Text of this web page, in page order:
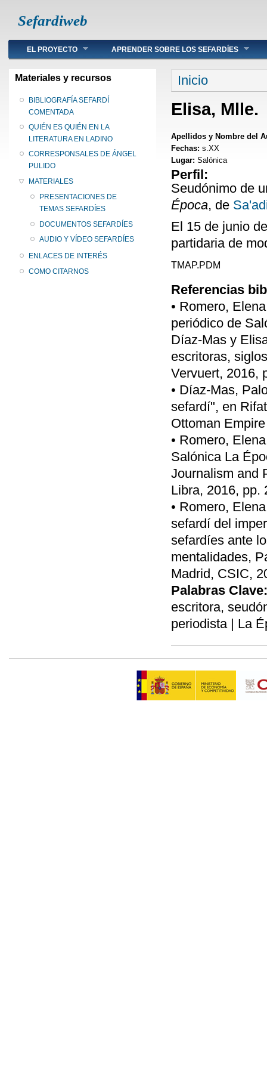
Sefardiweb
Main menu
EL PROYECTO APRENDER SOBRE LOS SEFARDÍES
Materiales y recursos
BIBLIOGRAFÍA SEFARDÍ
COMENTADA
QUIÉN ES QUIÉN EN LA
LITERATURA EN LADINO
CORRESPONSALES DE ÁNGEL
PULIDO
MATERIALES
PRESENTACIONES DE
TEMAS SEFARDÍES
DOCUMENTOS SEFARDÍES
AUDIO Y VÍDEO SEFARDÍES
ENLACES DE INTERÉS
COMO CITARNOS
Se encuentra
Inicio
Elisa, Mlle.
Apellidos y Nombre del
Fechas: s.XX
Lugar: Salónica
Perfil:
Seudónimo de
Época, de
El 15 de junio
partidaria de
TMAP.PDM
Referencias
• Romero,
periódico de
Díaz-Mas y
escritoras,
Vervuert, 2016,
• Díaz-Mas,
sefardí", en
Ottoman
• Romero,
Salónica La
Journalism and
Libra, 2016, pp.
• Romero,
sefardí del
sefardíes ante
mentalidades,
Madrid, CSIC,
Palabras Clave:
escritora,
periodista | La